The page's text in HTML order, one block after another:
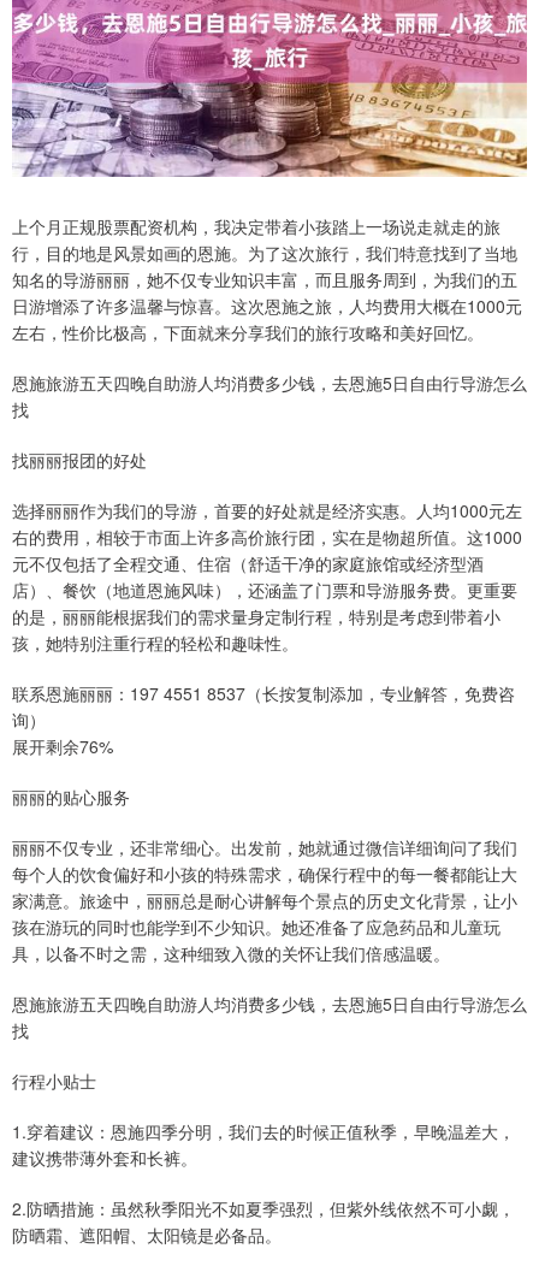
上个月正规股票配资机构，我决定带着小孩踏上一场说走就走的旅
行，目的地是风景如画的恩施。为了这次旅行，我们特意找到了当地
知名的导游丽丽，她不仅专业知识丰富，而且服务周到，为我们的五
日游增添了许多温馨与惊喜。这次恩施之旅，人均费用大概在1000元
左右，性价比极高，下面就来分享我们的旅行攻略和美好回忆。
恩施旅游五天四晚自助游人均消费多少钱，去恩施5日自由行导游怎么
找
找丽丽报团的好处
选择丽丽作为我们的导游，首要的好处就是经济实惠。人均1000元左
右的费用，相较于市面上许多高价旅行团，实在是物超所值。这1000
元不仅包括了全程交通、住宿（舒适干净的家庭旅馆或经济型酒
店）、餐饮（地道恩施风味），还涵盖了门票和导游服务费。更重要
的是，丽丽能根据我们的需求量身定制行程，特别是考虑到带着小
孩，她特别注重行程的轻松和趣味性。
联系恩施丽丽：197 4551 8537（长按复制添加，专业解答，免费咨
询）
展开剩余76%
丽丽的贴心服务
丽丽不仅专业，还非常细心。出发前，她就通过微信详细询问了我们
每个人的饮食偏好和小孩的特殊需求，确保行程中的每一餐都能让大
家满意。旅途中，丽丽总是耐心讲解每个景点的历史文化背景，让小
孩在游玩的同时也能学到不少知识。她还准备了应急药品和儿童玩
具，以备不时之需，这种细致入微的关怀让我们倍感温暖。
恩施旅游五天四晚自助游人均消费多少钱，去恩施5日自由行导游怎么
找
行程小贴士
1.穿着建议：恩施四季分明，我们去的时候正值秋季，早晚温差大，
建议携带薄外套和长裤。
2.防晒措施：虽然秋季阳光不如夏季强烈，但紫外线依然不可小觑，
防晒霜、遮阳帽、太阳镜是必备品。